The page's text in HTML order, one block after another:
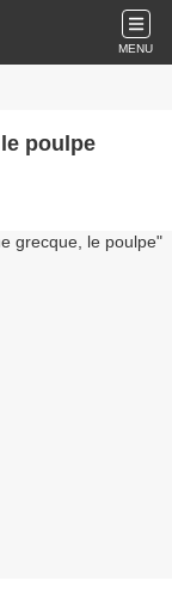
MENU
poulpe